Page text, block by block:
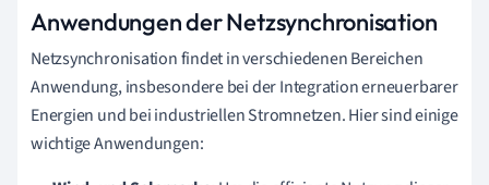
Anwendungen der Netzsynchronisation
Netzsynchronisation findet in verschiedenen Bereichen
Anwendung, insbesondere bei der Integration erneuerbarer
Energien und bei industriellen Stromnetzen. Hier sind einige
wichtige Anwendungen: